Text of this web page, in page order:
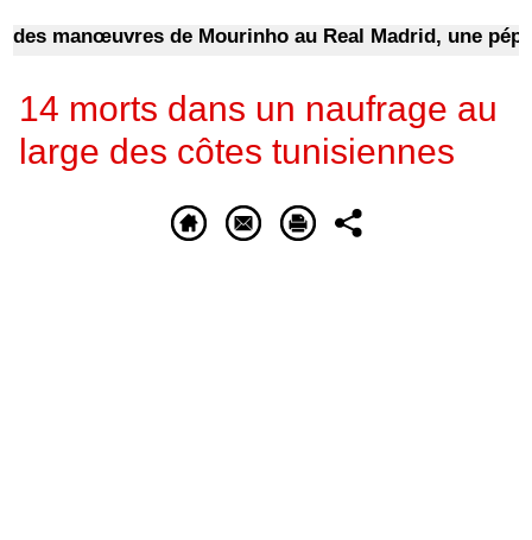
manœuvres de Mourinho au Real Madrid, une pépite
14 morts dans un naufrage au
large des côtes tunisiennes